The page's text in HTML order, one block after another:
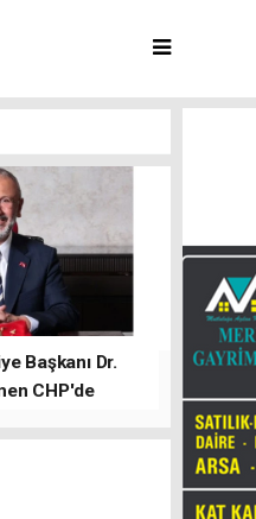
Başkanı Dr.
CHP'de